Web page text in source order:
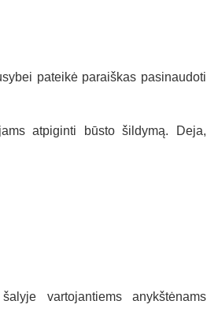
pateikė paraiškas pasinaudoti
atpiginti būsto šildymą. Deja,
vartojantiems anykštėnams